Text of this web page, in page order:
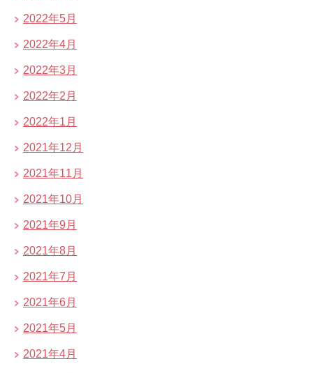
2022年5月
2022年4月
2022年3月
2022年2月
2022年1月
2021年12月
2021年11月
2021年10月
2021年9月
2021年8月
2021年7月
2021年6月
2021年5月
2021年4月